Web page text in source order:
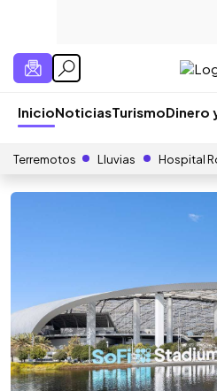
InicioNoticiasTurismoDinero
Terremotos Lluvias Hospital